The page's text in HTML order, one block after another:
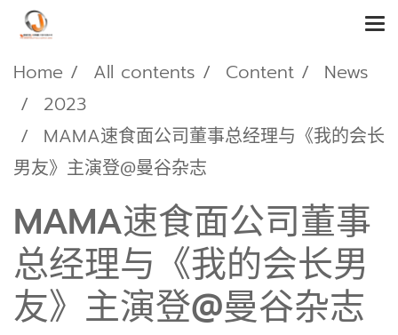
Home All contents Content
News
2023
MAMA速食面公司董事总经理与《我的会长
男友》主演登@曼谷杂志
MAMA速食面公司董事
总经理与《我的会长男
友》主演登@曼谷杂志